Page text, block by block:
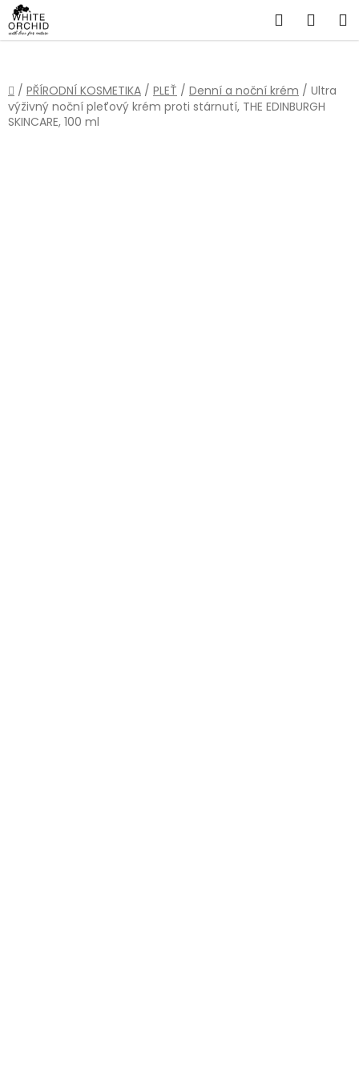
Přejít
na
obsah
Hledat
Domů
/ PŘÍRODNÍ KOSMETIKA / PLEŤ / Denní a noční krém / Ultra
výživný noční pleťový krém proti stárnutí, THE EDINBURGH
SKINCARE, 100 ml